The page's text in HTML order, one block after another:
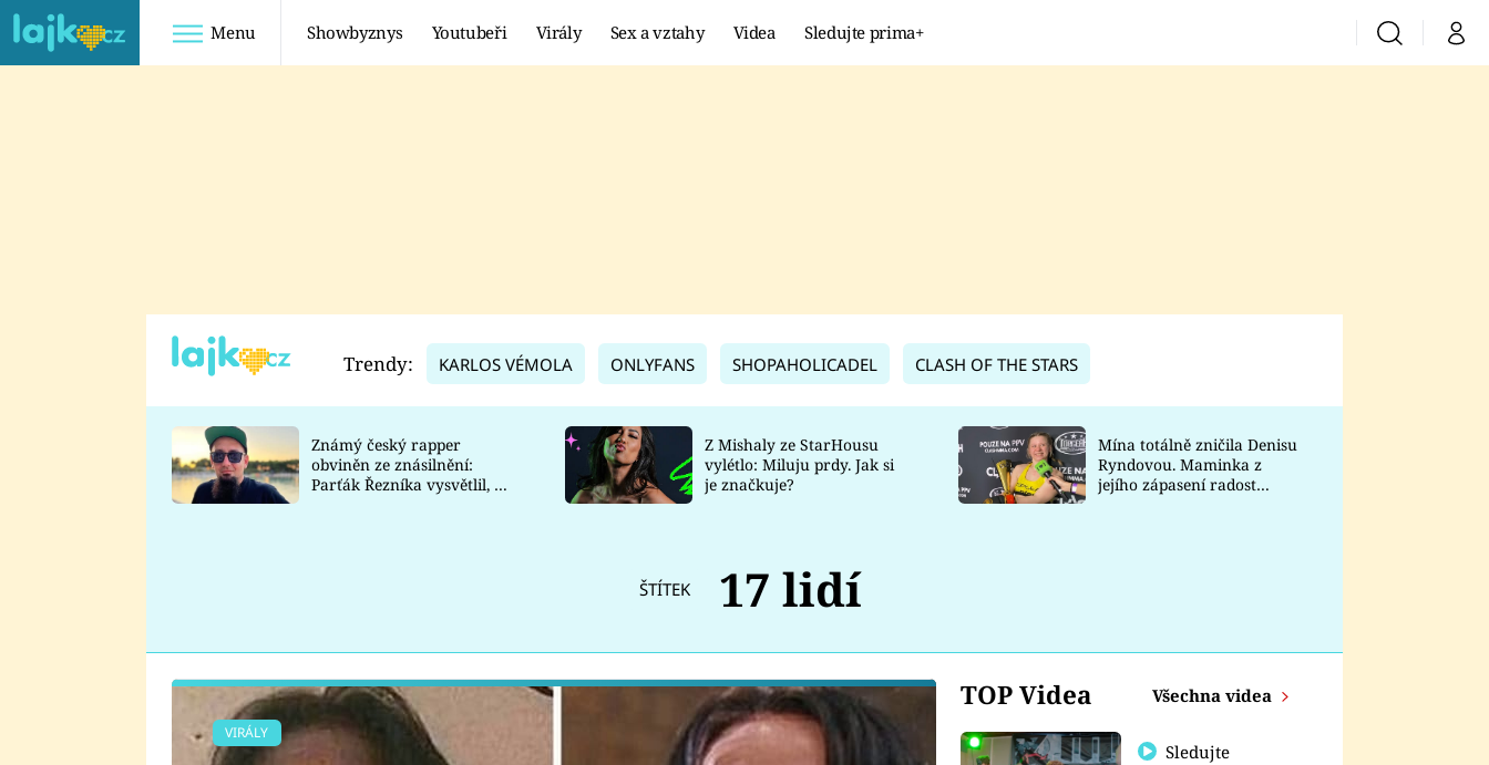
Menu Showbyznys Youtubeři Virály Sex a vztahy Videa Sledujte prima+ VyhledáváníMůj
TADEÁŠ KUBĚNKA
DATEL
Prima Lajk
Sledujte nás
Trendy: KARLOS VÉMOLA ONLYFANS SHOPAHOLICADEL CLASH OF THE STARS
Známý český rapper
obviněn ze znásilnění:
Parťák Řezníka vysvětlil, co
Z Mishaly ze StarHousu
vylétlo: Miluju prdy. Jak si
je značkuje?
Mína totálně zničila Denisu
Ryndovou. Maminka z
jejího zápasení radost
ŠTÍTEK 17 lidí
TOP Videa Všechna videa
Sledujte
VIRÁLY